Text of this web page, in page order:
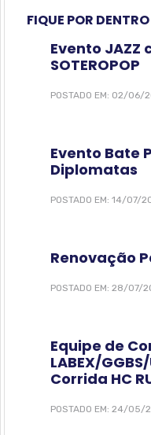
FIQUE POR DENTRO
Evento JAZZ
SOTEROPOP
POSTADO EM: 02/06/
Evento Bate
Diplomatas
POSTADO EM: 14/07/
Renovação
POSTADO EM: 28/07/
Equipe de
LABEX/
Corrida HC
POSTADO EM: 24/05/